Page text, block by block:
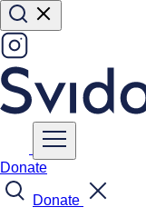
Donate
Donate